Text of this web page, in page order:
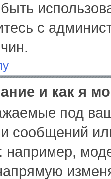
с
и как я
под
сообщений
например,